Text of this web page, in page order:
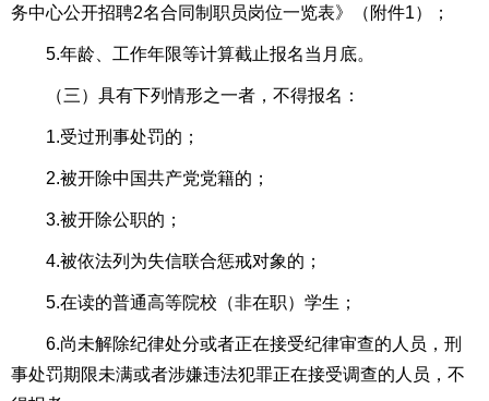
务中心公开招聘2名合同制职员岗位一览表》（附件1）；
5.年龄、工作年限等计算截止报名当月底。
（三）具有下列情形之一者，不得报名：
1.受过刑事处罚的；
2.被开除中国共产党党籍的；
3.被开除公职的；
4.被依法列为失信联合惩戒对象的；
5.在读的普通高等院校（非在职）学生；
6.尚未解除纪律处分或者正在接受纪律审查的人员，刑
事处罚期限未满或者涉嫌违法犯罪正在接受调查的人员，不